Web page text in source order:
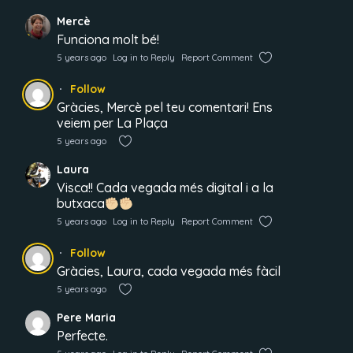
Mercè
Funciona molt bé!
5 years ago Log in to Reply Report Comment
Follow
Gràcies, Mercè pel teu comentari! Ens
veiem per La Plaça
5 years ago
Laura
Visca!! Cada vegada més digital i a la
butxaca
5 years ago Log in to Reply Report Comment
Follow
Gràcies, Laura, cada vegada més fàcil
5 years ago
Pere Maria
Perfecte.